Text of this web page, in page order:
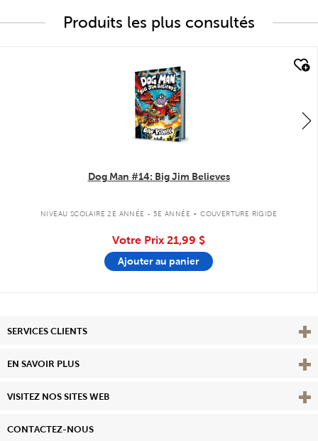
Produits les plus consultés
Dog Man #14: Big Jim Believes
NIVEAU SCOLAIRE 2E ANNÉE - 5E ANNÉE . COUVERTURE RIGIDE
Votre Prix 21,99 $
Ajouter au panier
SERVICES CLIENTS
EN SAVOIR PLUS View
VISITEZ NOS SITES WEB
CONTACTEZ-NOUS